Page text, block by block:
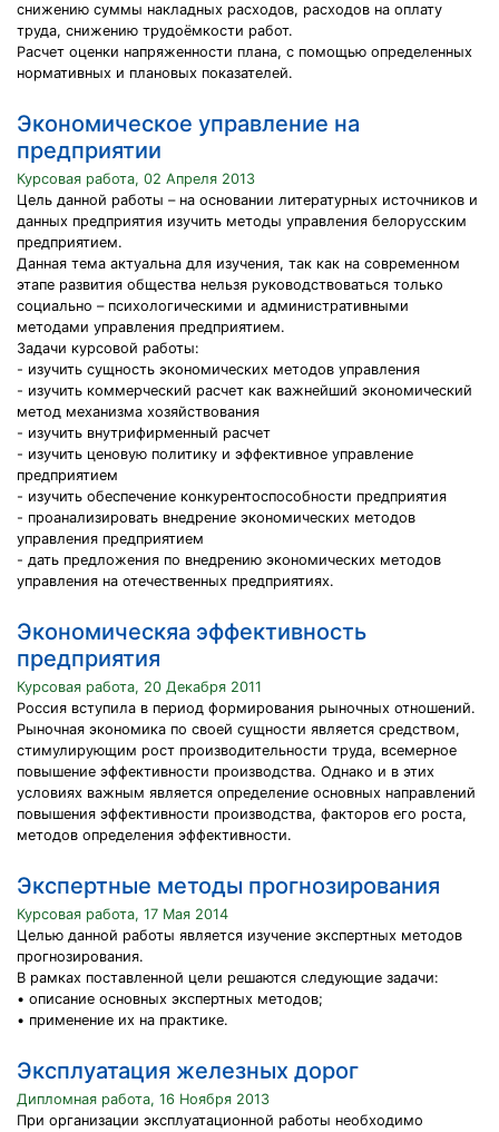
снижению суммы накладных расходов, расходов на оплату
труда, снижению трудоёмкости работ.
Расчет оценки напряженности плана, с помощью определенных
нормативных и плановых показателей.
Экономическое управление на
предприятии
Курсовая работа, 02 Апреля 2013
Цель данной работы – на основании литературных источников и
данных предприятия изучить методы управления белорусским
предприятием.
Данная тема актуальна для изучения, так как на современном
этапе развития общества нельзя руководствоваться только
социально – психологическими и административными
методами управления предприятием.
Задачи курсовой работы:
- изучить сущность экономических методов управления
- изучить коммерческий расчет как важнейший экономический
метод механизма хозяйствования
- изучить внутрифирменный расчет
- изучить ценовую политику и эффективное управление
предприятием
- изучить обеспечение конкурентоспособности предприятия
- проанализировать внедрение экономических методов
управления предприятием
- дать предложения по внедрению экономических методов
управления на отечественных предприятиях.
Экономическяа эффективность
предприятия
Курсовая работа, 20 Декабря 2011
Россия вступила в период формирования рыночных отношений.
Рыночная экономика по своей сущности является средством,
стимулирующим рост производительности труда, всемерное
повышение эффективности производства. Однако и в этих
условиях важным является определение основных направлений
повышения эффективности производства, факторов его роста,
методов определения эффективности.
Экспертные методы прогнозирования
Курсовая работа, 17 Мая 2014
Целью данной работы является изучение экспертных методов
прогнозирования.
В рамках поставленной цели решаются следующие задачи:
• описание основных экспертных методов;
• применение их на практике.
Эксплуатация железных дорог
Дипломная работа, 16 Ноября 2013
При организации эксплуатационной работы необходимо